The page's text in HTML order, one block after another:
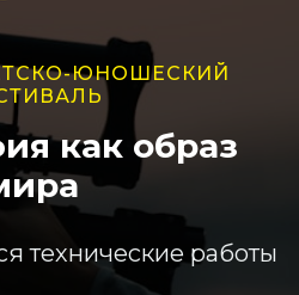
ЮНОШЕСКИЙ
как образ
технические работы